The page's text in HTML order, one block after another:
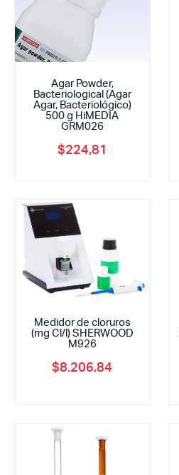
Agar Powder,
Bacteriological (Agar
Agar, Bacteriológico)
500 g HiMEDIA
GRM026
$224,81
Medidor de cloruros
(mg Cl/l) SHERWOOD
M926
$8.206,84